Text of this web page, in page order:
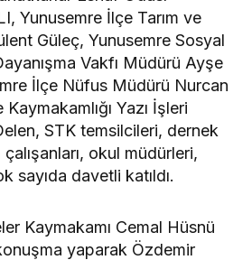
Yunusemre İlçe Tarım ve
Güleç, Yunusemre Sosyal
Vakfı Müdürü Ayşe
İlçe Nüfus Müdürü Nurcan
Yazı İşleri
STK temsilcileri, dernek
okul müdürleri,
sayıda davetli katıldı.
Kaymakamı Cemal Hüsnü
yaparak Özdemir